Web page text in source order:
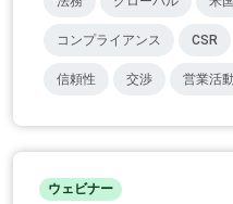
コンプライアンス CSR
信頼性 交渉 営業活
ウェビナー